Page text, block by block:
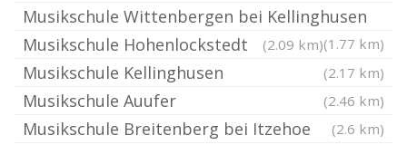
Musikschule Wittenbergen bei Kellinghusen
(1.77 km)
Musikschule Hohenlockstedt (2.09 km)
Musikschule Kellinghusen (2.17 km)
Musikschule Auufer (2.46 km)
Musikschule Breitenberg bei Itzehoe (2.6 km)